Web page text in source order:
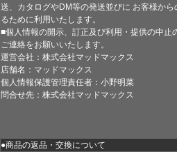
送、カタログやDM等の発送並びに お客様から
るために利用いたします。
■個人情報の開示、訂正及び利用・提供の中止
ご連絡をお願いいたします。
運営会社：株式会社マッドマックス
店舗名：マッドマックス
個人情報保護管理責任者：小野明菜
問合せ先：株式会社マッドマックス
●商品の返品・交換について